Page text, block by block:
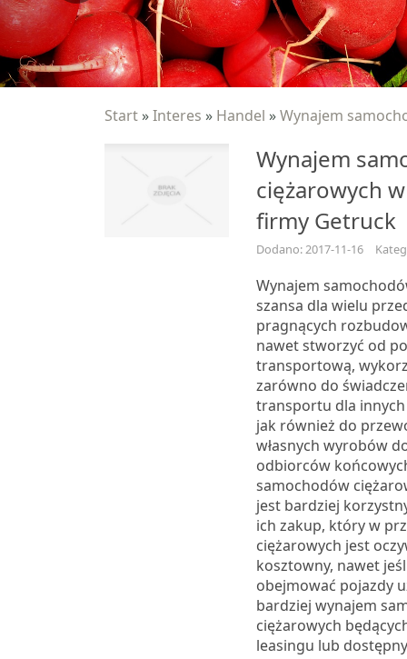
Start »Interes » Handel »Wynajem
Wynajem
ciężarowych
firmy Getruck
Dodano: 2017-11-16
Wynajem
szansa dla wielu
pragnących
nawet stworzyć od
transportową,
zarówno do
transportu dla
jak również do
własnych wyrobów
odbiorców
samochodów
jest bardziej
ich zakup, który w
ciężarowych jest
kosztowny, nawet
obejmować pojazdy
bardziej wynajem
ciężarowych
leasingu lub